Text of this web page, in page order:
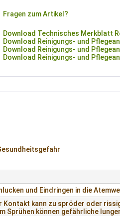
Fragen zum Artikel?
Download Technisches Merkblatt
Download Reinigungs- und
Download Reinigungs- und
Download Reinigungs- und
und Eindringen in die
Kontakt kann zu spröder oder
Sprühen können gefährliche